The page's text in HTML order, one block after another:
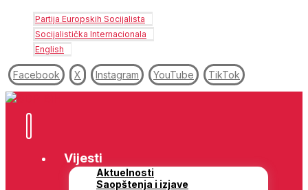
Partija Europskih Socijalista
Socijalistička Internacionala
English
Facebook X Instagram YouTube TikTok
Vijesti
Aktuelnosti
Saopštenja i izjave